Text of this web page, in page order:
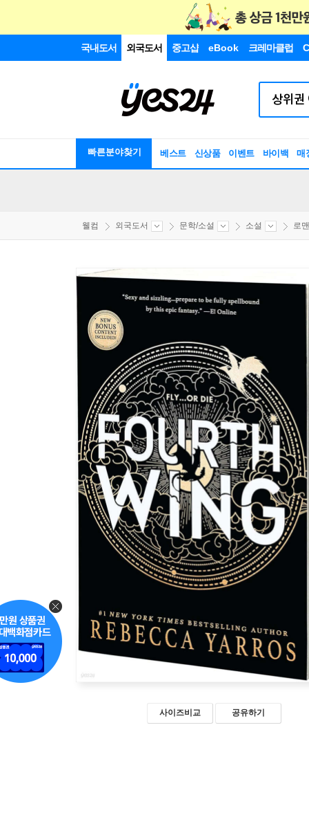
국내도서 외국도서 중고샵 eBook 크레마클럽
빠른분야찾기 베스트 신상품 이벤트 바이백 매
웰컴 외국도서 문학/소설 소설 로
사이즈비교 공유하기